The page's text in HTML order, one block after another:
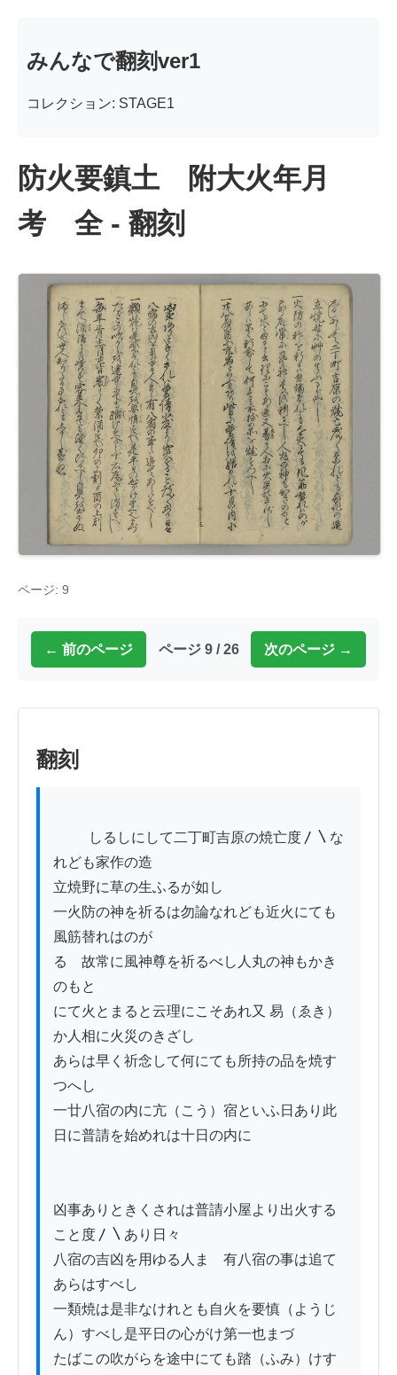
みんなで翻刻ver1
コレクション: STAGE1
防火要鎮土 附大火年月
考 全 - 翻刻
ページ: 9
← 前のページ ページ 9 / 26 次のページ →
翻刻
れども家作の造
立焼野に草の生ふるが如し
一火防の神を祈るは勿論なれども近火にても
風筋替れはのが
るゝ故常に風神尊を祈るべし人丸の神もかき
のもと
にて火とまると云理にこそあれ又 易（ゑき）
か人相に火災のきざし
あらは早く祈念して何にても所持の品を焼す
つへし
一廿八宿の内に亢（こう）宿といふ日あり此
日に普請を始めれは十日の内に
凶事ありときくされは普請小屋より出火する
こと度〳〵あり日々
八宿の吉凶を用ゆる人まゝ有八宿の事は追て
あらはすべし
一類焼は是非なけれとも自火を要慎（ようじ
ん）すべし是平日の心がけ第一也まづ
たばこの吹がらを途中にても踏（ふみ）けす